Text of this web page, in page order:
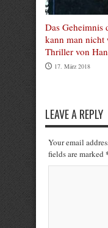
Das Geheimnis
kann man nicht
Thriller von
17. März 2018
LEAVE A REPLY
Your email
fields are marked